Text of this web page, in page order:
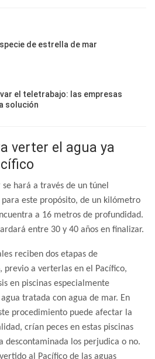
de estrella de mar
el teletrabajo: las empresas
solución
verter el agua ya
hará a través de un túnel
este propósito, de un kilómetro
a 16 metros de profundidad.
entre 30 y 40 años en finalizar.
reciben dos etapas de
a verterlas en el Pacífico,
en piscinas especialmente
tratada con agua de mar. En
procedimiento puede afectar la
crían peces en estas piscinas
descontaminada los perjudica o no.
al Pacífico de las aguas